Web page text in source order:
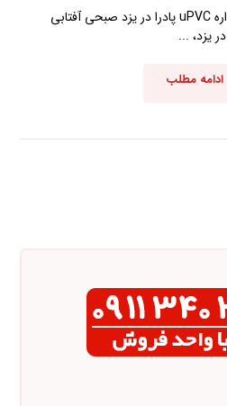
قیمت درب و پنجره دوجداره uPVC پادرا در یزد صبحی آفتابی
در یزد، ...
ادامه مطلب